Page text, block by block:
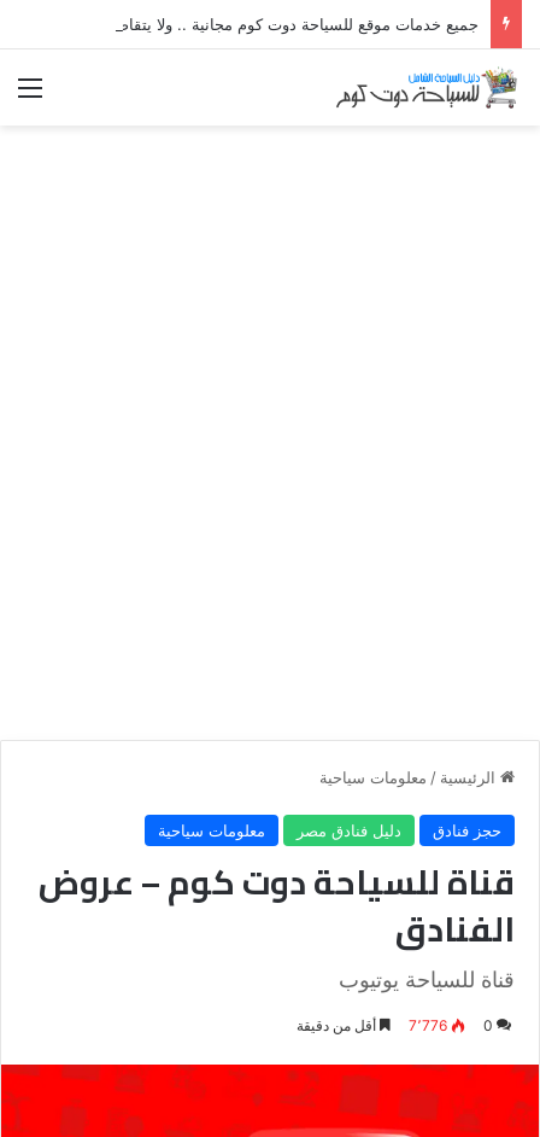
الرئيسية / معلومات سياحية
حجز فنادق دليل فنادق مصر معلومات سياحية
قناة للسياحة دوت كوم – عروض
الفنادق
قناة للسياحة يوتيوب
0 7٬776 أقل من دقيقة